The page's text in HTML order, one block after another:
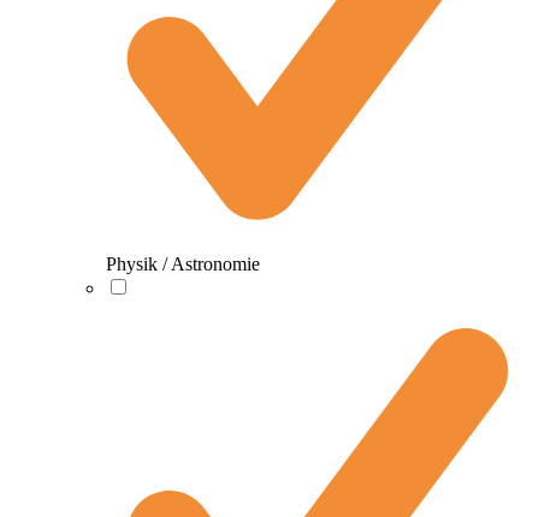
Physik / Astronomie